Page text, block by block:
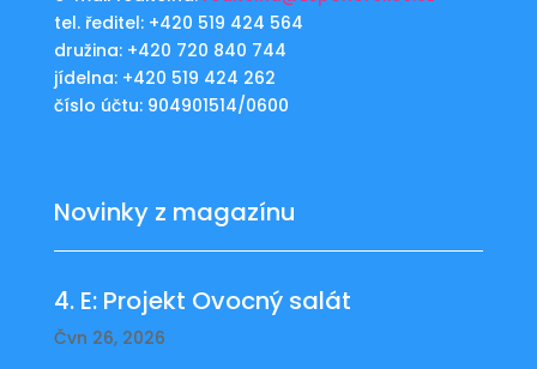
tel. ředitel: +420 519 424 564
družina: +420 720 840 744
jídelna: +420 519 424 262
číslo účtu: 904901514/0600
Novinky z magazínu
4. E: Projekt Ovocný salát
Čvn 26, 2026